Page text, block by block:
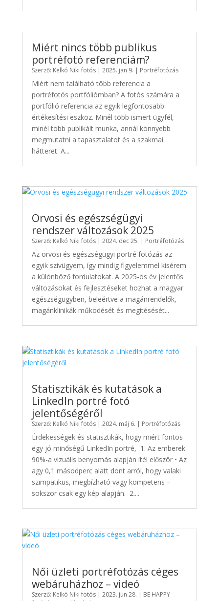
Miért nincs több publikus
portréfotó referenciám?
Szerző: Kelkó Niki fotós| 2025. jan 9. | Portréfotózás
Miért nem található több referencia a
portréfotós portfóliómban? A fotós számára a
portfólió referencia az egyik legfontosabb
értékesítési eszköz. Minél több ismert ügyfél,
minél több publikált munka, annál könnyebb
megmutatni a tapasztalatot és a szakmai
hátteret. A...
Orvosi és egészségügyi
rendszer változások 2025
Szerző: Kelkó Niki fotós| 2024. dec 25. | Portréfotózás
Az orvosi és egészségügyi portré fotózás az
egyik szívügyem, így mindig figyelemmel kisérem
a különböző fordulatokat. A 2025-ös év jelentős
változásokat és fejlesztéseket hozhat a magyar
egészségügyben, beleértve a magánrendelők,
magánklinikák működését és megítésését...
Statisztikák és kutatások a
LinkedIn portré fotó
jelentőségéről
Szerző: Kelkó Niki fotós| 2024. máj 6. | Portréfotózás
Érdekességek és statisztikák, hogy miért fontos
egy jó minőségű LinkedIn portré, 1. Az emberek
90%-a vizuális benyomás alapján ítél először • Az
agy 0,1 másodperc alatt dönt arról, hogy valaki
szimpatikus, megbízható vagy kompetens –
sokszor csak egy kép alapján. 2....
Női üzleti portréfotózás céges
webáruházhoz – videó
Szerző: Kelkó Niki fotós| 2023. jún 28. | BE HAPPY